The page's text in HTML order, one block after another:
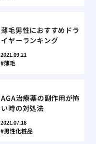
薄毛男性におすすめドラ
イヤーランキング
2021.09.21
薄毛
AGA治療薬の副作用が怖
い時の対処法
2021.07.18
男性化粧品